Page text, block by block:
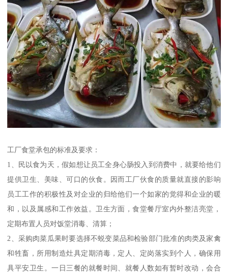
工厂食堂承包的标准及要求：
1、民以食为天，假如想让员工全身心肠投入到消费中，就要给他们
提供卫生、美味、可口的伙食。因而工厂伙食的质量就直接的影响
员工工作的积极性及对企业的归给他们一个如家的觉得和企业的暖
和，以及属感和工作效益。卫生方面，食堂餐厅室内外整洁亮堂，
定期布置人员对饭堂消毒、清算；
2、采购肉菜瓜果时要选择不蜕变菜品和检验部门批准的肉类及家禽
和牲畜，所用制造灶具定期消毒，定人、定岗落实到个人，确保用
具平安卫生。一日三餐的就餐时间、就餐人数如有暂时改动，会合